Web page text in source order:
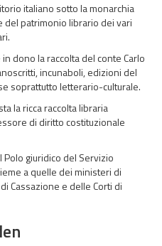
italiano sotto la monarchia
del patrimonio librario dei vari
dono la raccolta del conte Carlo
incunaboli, edizioni del
soprattutto letterario-culturale.
la ricca raccolta libraria
di diritto costituzionale
giuridico del Servizio
a quelle dei ministeri di
Cassazione e delle Corti di